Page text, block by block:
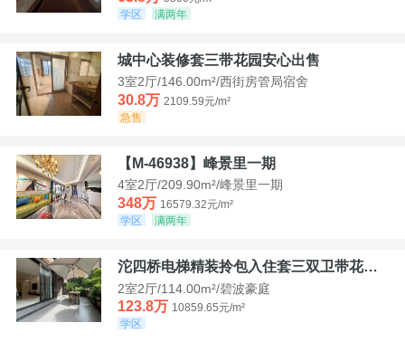
学区
满两年
城中心装修套三带花园安心出售
3室2厅/146.00m²/西街房管局宿舍
30.8万 2109.59元/m²
急售
【M-46938】峰景里一期
4室2厅/209.90m²/峰景里一期
348万 16579.32元/m²
学区
满两年
沱四桥电梯精装拎包入住套三双卫带花园40平米带车位
2室2厅/114.00m²/碧波豪庭
123.8万 10859.65元/m²
学区